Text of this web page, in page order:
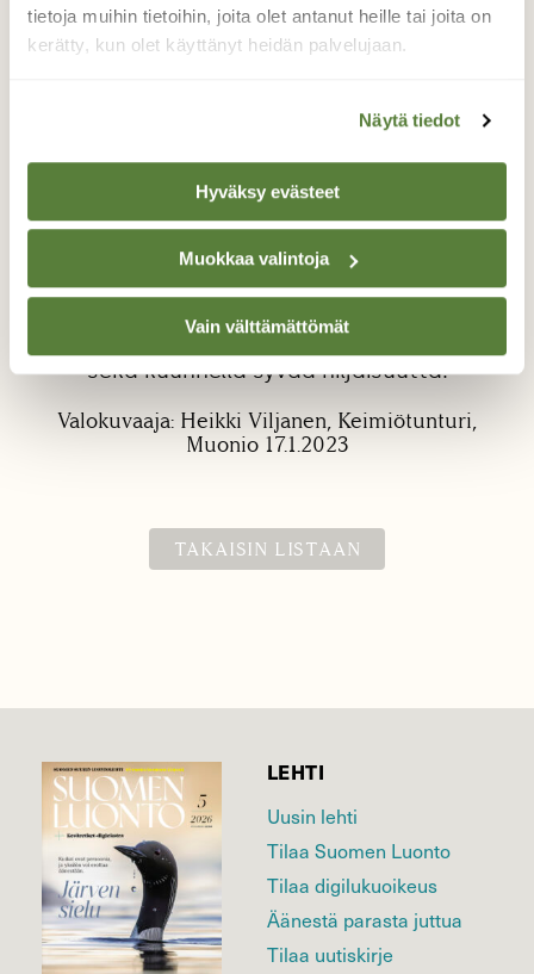
tietoja muihin tietoihin, joita olet antanut heille tai joita on
kerätty, kun olet käyttänyt heidän palvelujaan.
Näytä tiedot
Hyväksy evästeet
Muokkaa valintoja
Vain välttämättömät
Talven maaginen valo
Lumikenkäretki Keimiötunturille Muoniossa
tarjosi hienon retkipäivän. Sain katsella
vertaansa vailla olevia lumisia maisemia
sekä kuunnella syvää hiljaisuutta.
Valokuvaaja: Heikki Viljanen, Keimiötunturi,
Muonio 17.1.2023
TAKAISIN LISTAAN
LEHTI
Uusin lehti
Tilaa Suomen Luonto
Tilaa digilukuoikeus
Äänestä parasta juttua
Tilaa uutiskirje